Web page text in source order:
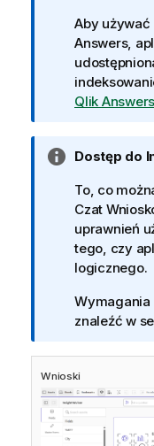
Aby
Answers,
Qlik Answers
I
f
o
r
m
a
c
Dostęp do
To, co
Czat
uprawnień
tego, czy
logicznego.
Wymagania
znaleźć w
Wnioski